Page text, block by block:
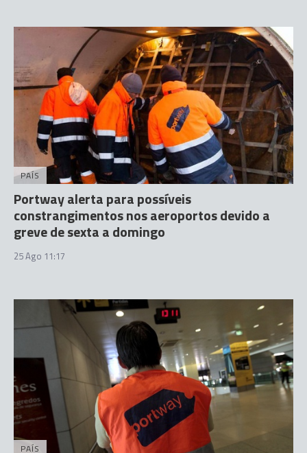
PAÍS
Portway alerta para possíveis
constrangimentos nos aeroportos devido a
greve de sexta a domingo
25 Ago 11:17
PAÍS